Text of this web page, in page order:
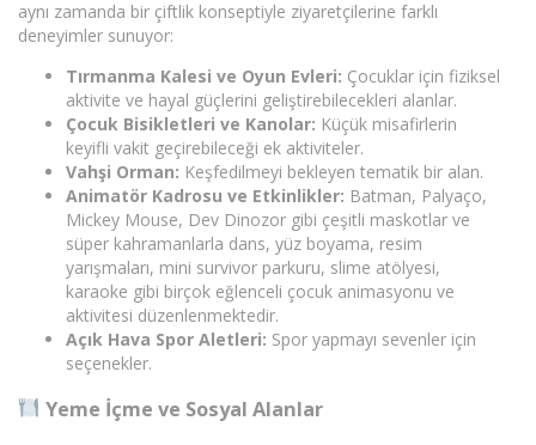
aynı zamanda bir çiftlik konseptiyle ziyaretçilerine farklı
deneyimler sunuyor:
Tırmanma Kalesi ve Oyun Evleri: Çocuklar için fiziksel
aktivite ve hayal güçlerini geliştirebilecekleri alanlar.
Çocuk Bisikletleri ve Kanolar: Küçük misafirlerin
keyifli vakit geçirebileceği ek aktiviteler.
Vahşi Orman: Keşfedilmeyi bekleyen tematik bir alan.
Animatör Kadrosu ve Etkinlikler: Batman, Palyaço,
Mickey Mouse, Dev Dinozor gibi çeşitli maskotlar ve
süper kahramanlarla dans, yüz boyama, resim
yarışmaları, mini survivor parkuru, slime atölyesi,
karaoke gibi birçok eğlenceli çocuk animasyonu ve
aktivitesi düzenlenmektedir.
Açık Hava Spor Aletleri: Spor yapmayı sevenler için
seçenekler.
Yeme İçme ve Sosyal Alanlar